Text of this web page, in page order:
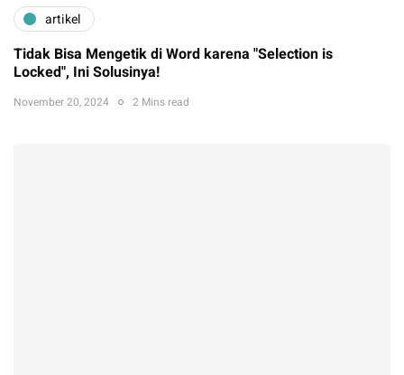
artikel
Tidak Bisa Mengetik di Word karena "Selection is
Locked", Ini Solusinya!
November 20, 2024 2 Mins read